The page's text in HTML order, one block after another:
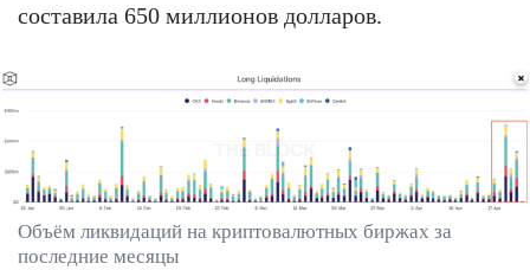
составила 650 миллионов долларов.
Объём ликвидаций на криптовалютных биржах за
последние месяцы